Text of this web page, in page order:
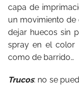
capa de
un movimiento
dejar huecos sin
spray en el color
como de barrido…
Trucos: no se